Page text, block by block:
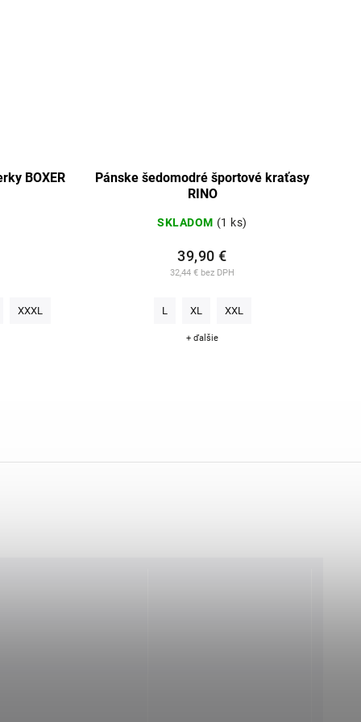
BOXER
XXXL
Pánske šedomodré športové kraťasy
RINO
SKLADOM (1 ks)
32,44 € bez DPH
39,90 €
L XL XXL
+ ďalšie